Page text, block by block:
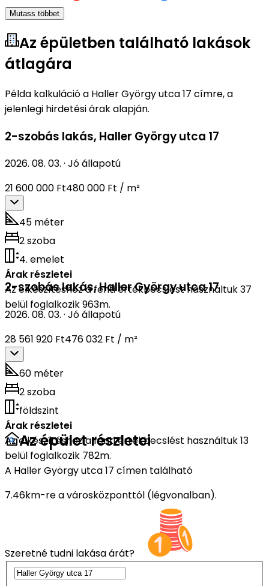
Mutass többet
Az épületben található lakások
átlagára
Példa kalkuláció a Haller György utca 17 címre, a
jelenlegi hirdetési árak alapján.
2-szobás lakás, Haller György utca 17
2026. 08. 03. · Jó állapotú
21 600 000 Ft480 000 Ft / m²
45 méter
2 szoba
4. emelet
Árak részletei
Az elkészítéshez a fenti értékbecslést használtuk 37
belül foglalkozik 963m.
2-szobás lakás,Haller György utca 17
2026. 08. 03. · Jó állapotú
28 561 920 Ft476 032 Ft / m²
60 méter
2 szoba
földszint
Árak részletei
Az elkészítéshez a fenti értékbecslést használtuk 13
belül foglalkozik 782m.
Az épület részletei
A Haller György utca 17 címen található
7.46km-re a városközponttól (légvonalban).
Szeretné tudni lakása árát?